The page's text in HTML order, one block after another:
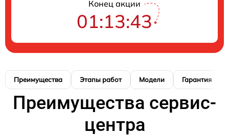
Конец акции
01:13:42
Преимущества Этапы работ Модели Гарантия
Преимущества сервис-
центра